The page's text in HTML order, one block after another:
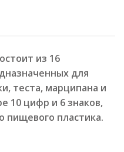
из 16
для
теста, марципана и
10 цифр и 6 знаков,
пищевого пластика.